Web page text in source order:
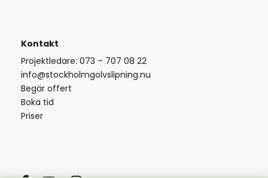
Kontakt
Projektledare: 073 – 707 08 22
info@stockholmgolvslipning.nu
Begär offert
Boka tid
Priser